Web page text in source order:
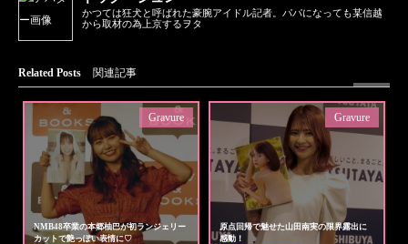
かつては狂犬と呼ばれた豪腕アイドル記者。パパになっても某信越
から取材の為上京するヲタ
Related Posts 関連記事
NMB48卒業の本郷柚巴が初ランジェリー
カットで艶っぽい表情に♡
Gravure
原点回帰で魅せた山田南実の限界露出に
感動！
Gravure